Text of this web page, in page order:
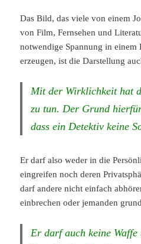
Das Bild, das viele von einem
von Film, Fernsehen und
notwendige Spannung in
erzeugen, ist die Darstellung
Mit der Wirklichkeit hat
zu tun. Der Grund
dass ein Detektiv keine
Er darf also weder in die
eingreifen noch deren
darf andere nicht einfach
einbrechen oder jemanden
Er darf auch keine